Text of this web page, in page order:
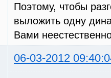
Поэтому, чтобы
выложить одну
Вами
06-03-2012